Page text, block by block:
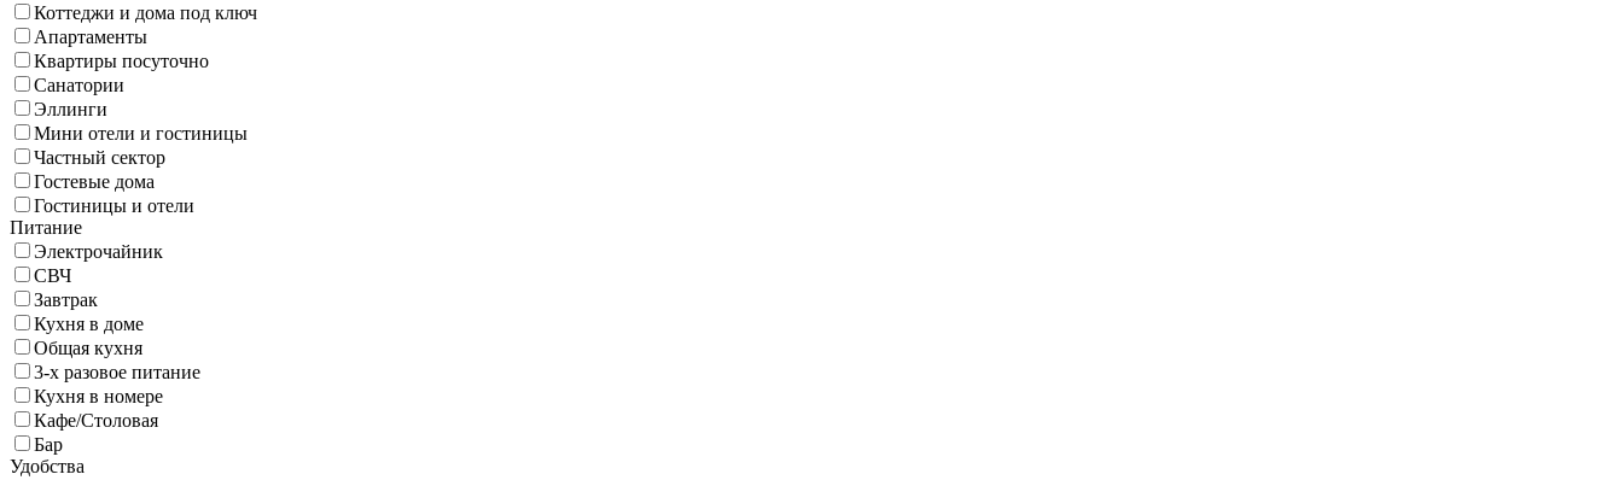
Коттеджи и дома под ключ
Апартаменты
Квартиры посуточно
Санатории
Эллинги
Мини отели и гостиницы
Частный сектор
Гостевые дома
Гостиницы и отели
Питание
Электрочайник
СВЧ
Завтрак
Кухня в доме
Общая кухня
3-х разовое питание
Кухня в номере
Кафе/Столовая
Бар
Удобства